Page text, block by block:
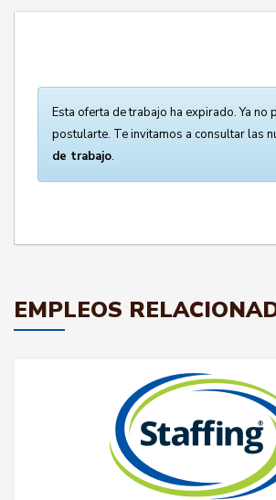
Esta oferta de trabajo ha expirado. Ya no
postularte. Te invitamos a consultar las
de trabajo.
EMPLEOS